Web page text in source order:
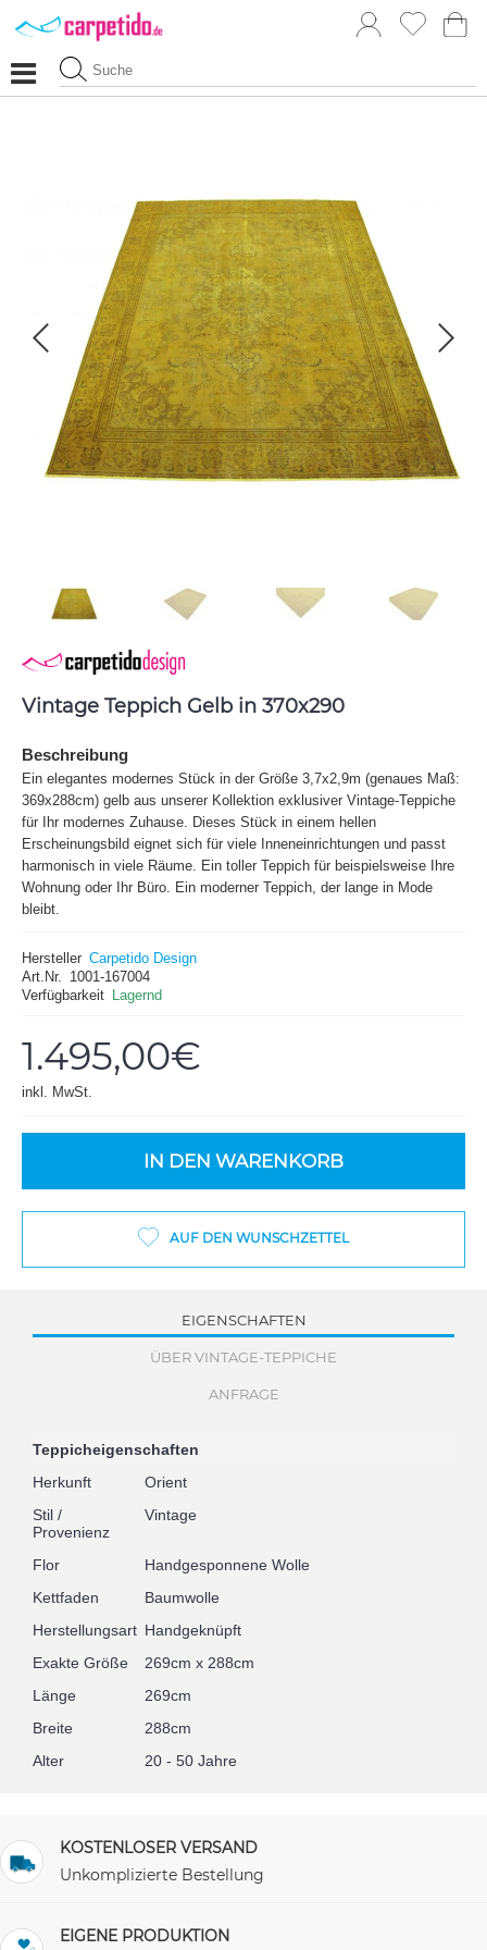
Vintage Teppich Gelb in 370x290
Beschreibung
Ein elegantes modernes Stück in der Größe 3,7x2,9m (genaues Maß:
369x288cm) gelb aus unserer Kollektion exklusiver Vintage-Teppiche
für Ihr modernes Zuhause. Dieses Stück in einem hellen
Erscheinungsbild eignet sich für viele Inneneinrichtungen und passt
harmonisch in viele Räume. Ein toller Teppich für beispielsweise Ihre
Wohnung oder Ihr Büro. Ein moderner Teppich, der lange in Mode
bleibt.
Hersteller Carpetido Design
Art.Nr.
1001-167004
Verfügbarkeit
Lagernd
1.495,00€
inkl. MwSt.
IN DEN WARENKORB
AUF DEN WUNSCHZETTEL
EIGENSCHAFTEN
ÜBER VINTAGE-TEPPICHE
ANFRAGE
Teppicheigenschaften
Herkunft
Orient
Stil /
Provenienz
Vintage
Flor
Handgesponnene Wolle
Kettfaden
Baumwolle
Herstellungsart Handgeknüpft
Exakte Größe
269cm x 288cm
Länge
269cm
Breite
288cm
Alter
20 - 50 Jahre
KOSTENLOSER VERSAND
Unkomplizierte Bestellung
EIGENE PRODUKTION